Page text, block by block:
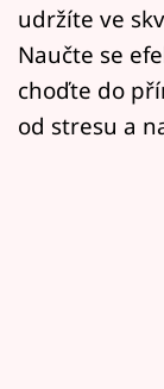
udržíte ve
Naučte se
choďte do
od stresu a